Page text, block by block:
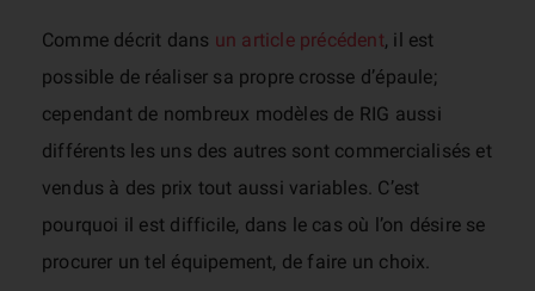
Comme décrit dans un article précédent, il est
possible de réaliser sa propre crosse d’épaule;
cependant de nombreux modèles de RIG aussi
différents les uns des autres sont commercialisés et
vendus à des prix tout aussi variables. C’est
pourquoi il est difficile, dans le cas où l’on désire se
procurer un tel équipement, de faire un choix.